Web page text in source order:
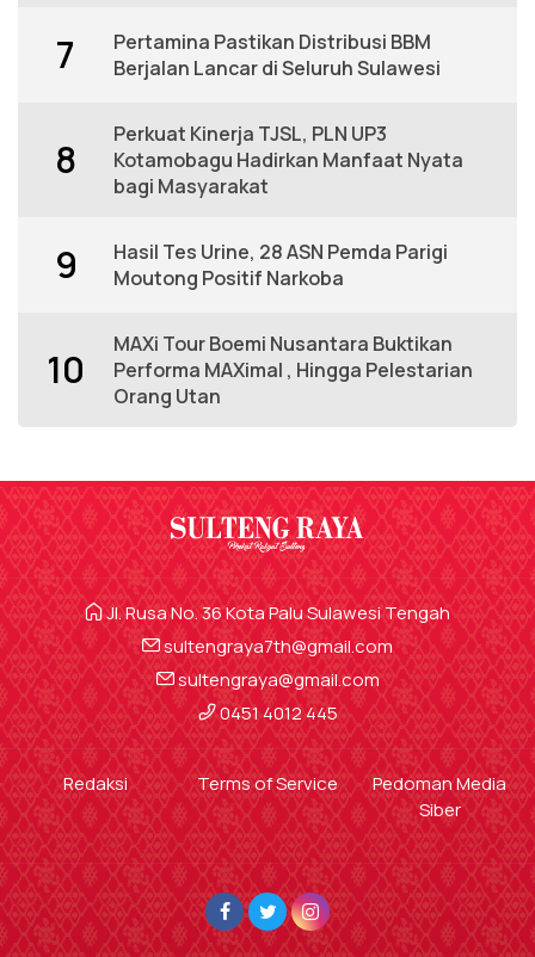
7
Pertamina Pastikan Distribusi BBM
Berjalan Lancar di Seluruh Sulawesi
8
Perkuat Kinerja TJSL, PLN UP3
Kotamobagu Hadirkan Manfaat Nyata
bagi Masyarakat
9
Hasil Tes Urine, 28 ASN Pemda Parigi
Moutong Positif Narkoba
10
MAXi Tour Boemi Nusantara Buktikan
Performa MAXimal , Hingga Pelestarian
Orang Utan
Jl. Rusa No. 36 Kota Palu Sulawesi Tengah
sultengraya7th@gmail.com
sultengraya@gmail.com
0451 4012 445
Redaksi Terms of Service
Pedoman Media
Siber